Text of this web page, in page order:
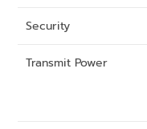
Security
Transmit Power